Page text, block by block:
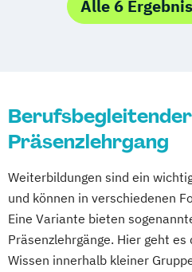
Fachrichtung
Gesundheitspädagoge/-
Gesundheitsberater/-in
"Burnout-Prävention"
Gesundheitsberater/-in
"Ernährung in
Gesundheitsberater/-in
Alle 6
Berufsbegleitender
Präsenzlehrgang
Weiterbildungen sind ein
und können in verschiedenen
Eine Variante bieten
Präsenzlehrgänge. Hier geht
Wissen innerhalb kleiner